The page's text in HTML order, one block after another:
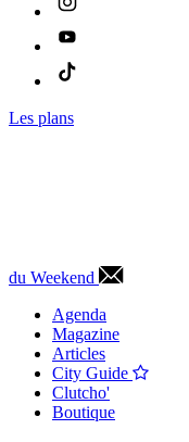
Les plans
du Weekend
Agenda
Magazine
Articles
City Guide
Clutcho'
Boutique